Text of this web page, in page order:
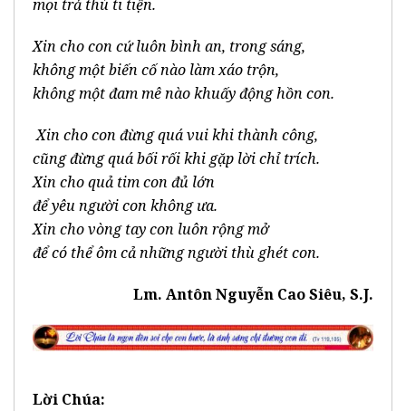
mọi trả thù ti tiện.
Xin cho con cứ luôn bình an, trong sáng,
không một biến cố nào làm xáo trộn,
không một đam mê nào khuấy động hồn con.
Xin cho con đừng quá vui khi thành công,
cũng đừng quá bối rối khi gặp lời chỉ trích.
Xin cho quả tim con đủ lớn
để yêu người con không ưa.
Xin cho vòng tay con luôn rộng mở
để có thể ôm cả những người thù ghét con.
Lm. Antôn Nguyễn Cao Siêu, S.J.
Lời Chúa: